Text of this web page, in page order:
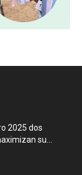
2025 dos
su...